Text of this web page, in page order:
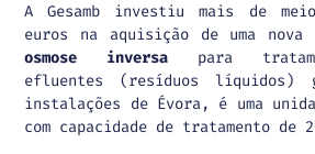
A Gesamb investiu mais de
euros na aquisição de uma nova
osmose inversa para
efluentes (resíduos líquidos)
instalações de Évora, é uma
com capacidade de tratamento de